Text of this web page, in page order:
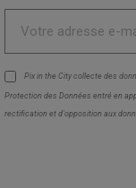
Pix in the City collecte des
Protection des Données entré en
rectification et d'opposition aux